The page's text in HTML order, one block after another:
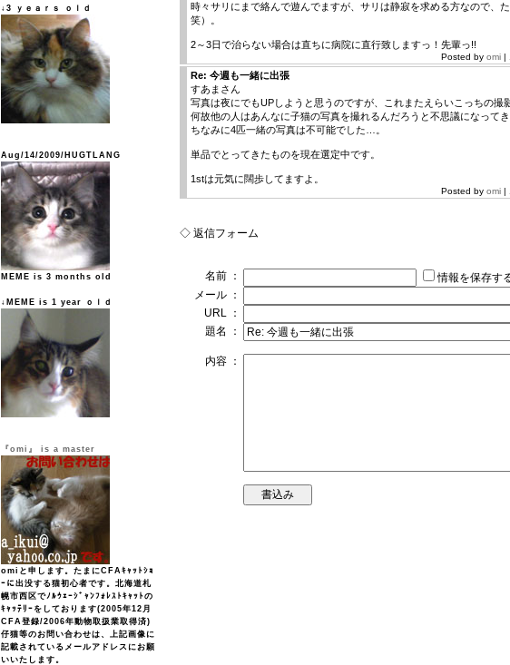
↓3 ｙｅａｒｓ ｏｌｄ
Aug/14/2009/HUGTLANG
MEME is 3 months old
↓MEME is 1 year ｏｌｄ
『omi』 is a master
omiと申します。たまにCFAｷｬｯﾄｼｮ
ｰに出没する猫初心者です。北海道札
幌市西区でﾉﾙｳｪｰｼﾞｬﾝﾌｫﾚｽﾄｷｬｯﾄの
ｷｬｯﾃﾘｰをしております(2005年12月
CFA登録/2006年動物取扱業取得済)
仔猫等のお問い合わせは、上記画像に
記載されているメールアドレスにお願
いいたします。
時々サリにまで絡んで遊んでますが、サリは静寂を求める方なので、
笑）。
2～3日で治らない場合は直ちに病院に直行致しますっ！先輩っ!!
Posted by omi |
Re: 今週も一緒に出張
すあまさん
写真は夜にでもUPしようと思うのですが、これまたえらいこっちの撮
何故他の人はあんなに子猫の写真を撮れるんだろうと不思議になってき
ちなみに4匹一緒の写真は不可能でした…。
単品でとってきたものを現在選定中です。
1stは元気に闊歩してますよ。
Posted by omi |
◇ 返信フォーム
名前 ：
情報を保存す
メール ：
URL ：
題名 ：
内容 ：